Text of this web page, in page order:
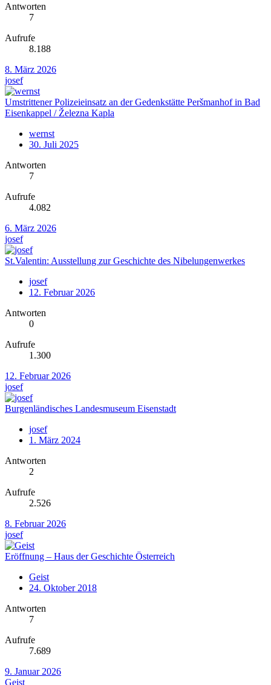
Antworten
7
Aufrufe
8.188
8. März 2026
josef
Umstrittener Polizeieinsatz an der Gedenkstätte Peršmanhof in Bad
Eisenkappel / Železna Kapla
wernst
30. Juli 2025
Antworten
7
Aufrufe
4.082
6. März 2026
josef
St.Valentin: Ausstellung zur Geschichte des Nibelungenwerkes
josef
12. Februar 2026
Antworten
0
Aufrufe
1.300
12. Februar 2026
josef
Burgenländisches Landesmuseum Eisenstadt
josef
1. März 2024
Antworten
2
Aufrufe
2.526
8. Februar 2026
josef
Eröffnung – Haus der Geschichte Österreich
Geist
24. Oktober 2018
Antworten
7
Aufrufe
7.689
9. Januar 2026
Geist